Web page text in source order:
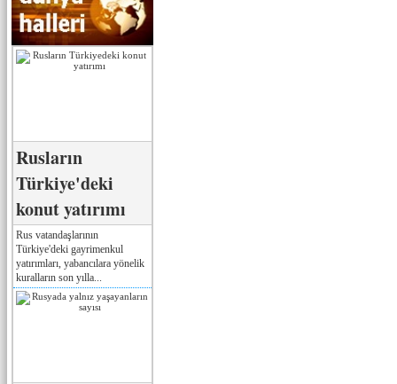
Rusların
Türkiye'deki
konut yatırımı
Rus vatandaşlarının
Türkiye'deki gayrimenkul
yatırımları, yabancılara yönelik
kuralların son yılla...